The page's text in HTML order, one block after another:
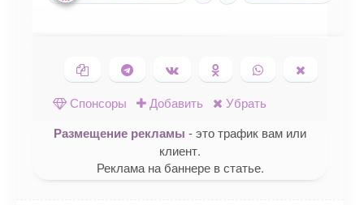
Копировать ссылкуПоделиться в Telegram
Поделиться ВКонтакте
Поделиться в
Одноклассниках
Поделиться в
WhatsApp
в X
Спонсоры
Добавить Убрать
Размещение рекламы - это трафик вам или
клиент.
Реклама на баннере в статье.